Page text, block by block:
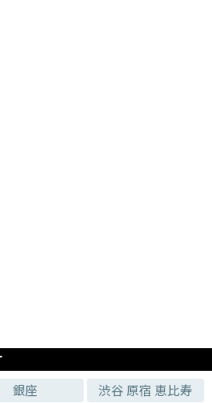
–
銀座
渋谷 原宿 恵比寿